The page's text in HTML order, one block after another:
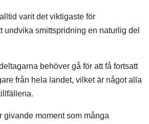
varit det viktigaste för
undvika smittspridning en naturlig del
behöver gå för att få fortsatt
från hela landet, vilket är något alla
givande moment som många